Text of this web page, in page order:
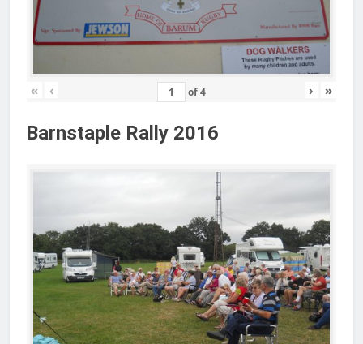
« ‹ of4 › »
Barnstaple Rally 2016